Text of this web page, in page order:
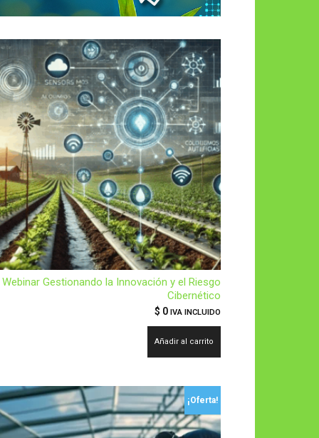
Webinar Gestionando la Innovación y el Riesgo
Cibernético
$ 0 IVA INCLUIDO
Añadir al carrito
¡Oferta!